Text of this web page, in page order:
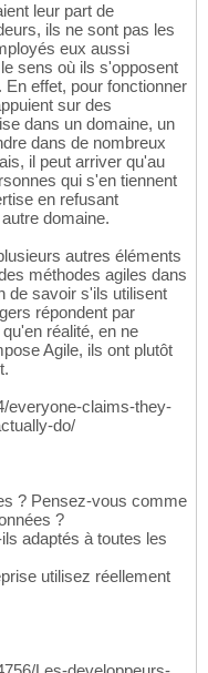
leur part de
ils ne sont pas les
eux aussi
sens où ils s'opposent
effet, pour fonctionner
sur des
dans un domaine, un
dans de nombreux
il peut arriver qu'au
qui s'en tiennent
en refusant
domaine.
autres éléments
méthodes agiles dans
de savoir s'ils utilisent
répondent par
réalité, en ne
Agile, ils ont plutôt
everyone-claims-they-
do/
? Pensez-vous comme
?
adaptés à toutes les
utilisez réellement